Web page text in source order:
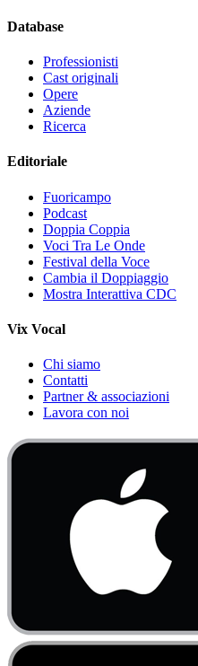
Database
Professionisti
Cast originali
Opere
Aziende
Ricerca
Editoriale
Fuoricampo
Podcast
Doppia Coppia
Voci Tra Le Onde
Festival della Voce
Cambia il Doppiaggio
Mostra Interattiva CDC
Vix Vocal
Chi siamo
Contatti
Partner & associazioni
Lavora con noi